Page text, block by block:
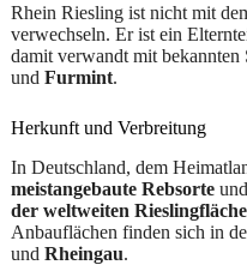
Rhein Riesling ist nicht mit
verwechseln. Er ist ein
damit verwandt mit bekannten
und Furmint.
Herkunft und Verbreitung
In Deutschland, dem
meistangebaute Rebsorte
der weltweiten Rieslingfläche
Anbauflächen finden sich in
und Rheingau.